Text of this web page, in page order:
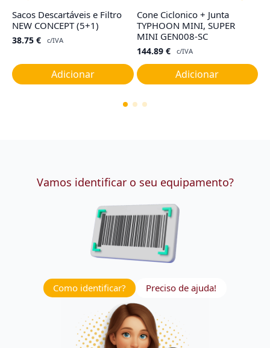
Sacos Descartáveis e Filtro
NEW CONCEPT (5+1)
38.75 € c/IVA
Adicionar
Cone Ciclonico + Junta
TYPHOON MINI, SUPER
MINI GEN008-SC
144.89 € c/IVA
Adicionar
Vamos identificar o seu equipamento?
Como identificar? Preciso de ajuda!